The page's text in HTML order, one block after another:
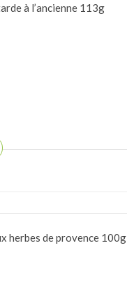
à l’ancienne 113g
herbes de provence 100g